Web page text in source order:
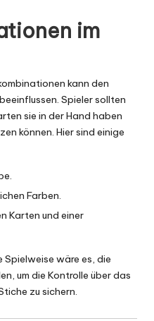
im
kann den
Spieler sollten
sie in der Hand haben
können. Hier sind einige
Farben.
Karten und einer
Spielweise wäre es, die
um die Kontrolle über das
zu sichern.